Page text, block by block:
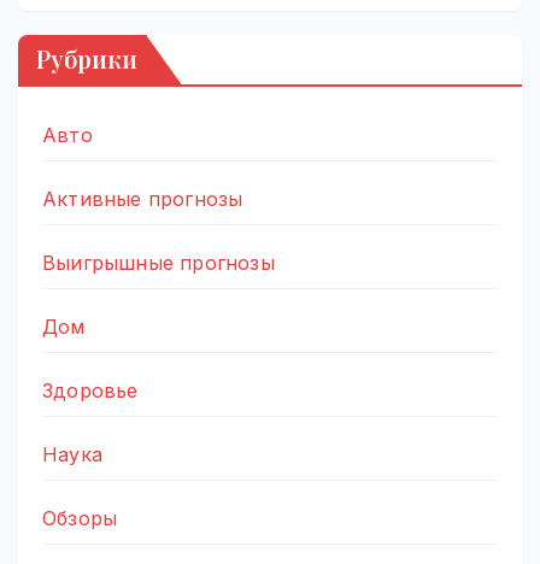
Рубрики
Авто
Активные прогнозы
Выигрышные прогнозы
Дом
Здоровье
Наука
Обзоры